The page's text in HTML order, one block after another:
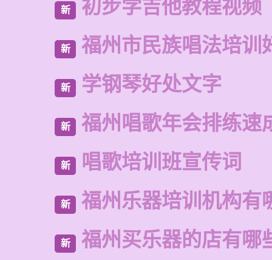
新 初步学吉他教程视频
新 福州市民族唱法培训
新 学钢琴好处文字
新 福州唱歌年会排练速
新 唱歌培训班宣传词
新 福州乐器培训机构有
新 福州买乐器的店有哪